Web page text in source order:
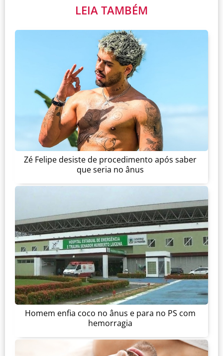
LEIA TAMBÉM
Zé Felipe desiste de procedimento após saber
que seria no ânus
Homem enfia coco no ânus e para no PS com
hemorragia